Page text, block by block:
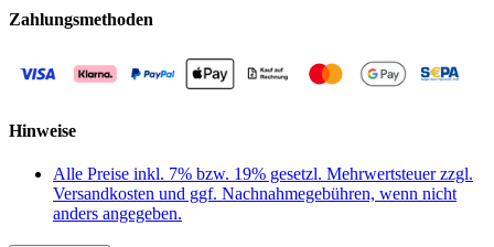
Zahlungsmethoden
Hinweise
Alle Preise inkl. 7% bzw. 19% gesetzl. Mehrwertsteuer zzgl.
Versandkosten und ggf. Nachnahmegebühren, wenn nicht
anders angegeben.